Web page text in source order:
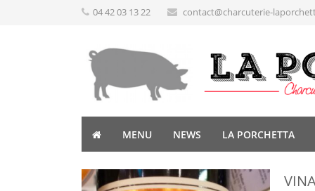
04 42 03 13 22 contact@charcuterie-
MENU NEWS LA PORCHETTA